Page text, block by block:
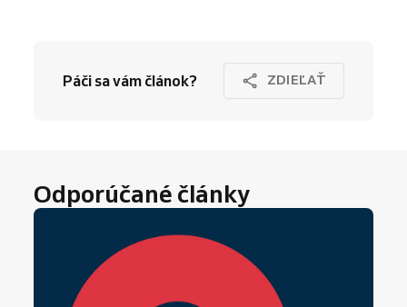
Páči sa vám článok? ZDIEĽAŤ
Odporúčané články